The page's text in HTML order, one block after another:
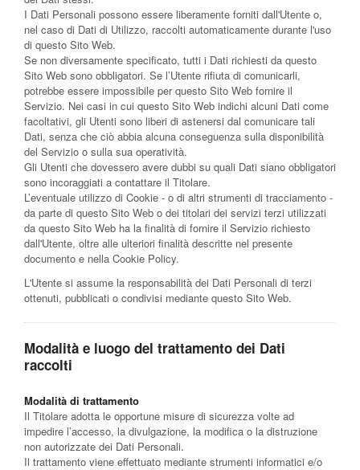
I Dati Personali possono essere liberamente forniti dall'Utente o,
nel caso di Dati di Utilizzo, raccolti automaticamente durante l'uso
di questo Sito Web.
Se non diversamente specificato, tutti i Dati richiesti da questo
Sito Web sono obbligatori. Se l’Utente rifiuta di comunicarli,
potrebbe essere impossibile per questo Sito Web fornire il
Servizio. Nei casi in cui questo Sito Web indichi alcuni Dati come
facoltativi, gli Utenti sono liberi di astenersi dal comunicare tali
Dati, senza che ciò abbia alcuna conseguenza sulla disponibilità
del Servizio o sulla sua operatività.
Gli Utenti che dovessero avere dubbi su quali Dati siano obbligatori
sono incoraggiati a contattare il Titolare.
L’eventuale utilizzo di Cookie - o di altri strumenti di tracciamento -
da parte di questo Sito Web o dei titolari dei servizi terzi utilizzati
da questo Sito Web ha la finalità di fornire il Servizio richiesto
dall'Utente, oltre alle ulteriori finalità descritte nel presente
documento e nella Cookie Policy.
L'Utente si assume la responsabilità dei Dati Personali di terzi
ottenuti, pubblicati o condivisi mediante questo Sito Web.
Modalità e luogo del trattamento dei Dati
raccolti
Modalità di trattamento
Il Titolare adotta le opportune misure di sicurezza volte ad
impedire l’accesso, la divulgazione, la modifica o la distruzione
non autorizzate dei Dati Personali.
Il trattamento viene effettuato mediante strumenti informatici e/o